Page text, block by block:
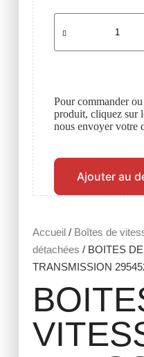
Accueil/ Boîtes de
détachées / BOITES
TRANSMISSION
Pour commander
produit, cliquez sur
nous envoyer votre
Ajouter au